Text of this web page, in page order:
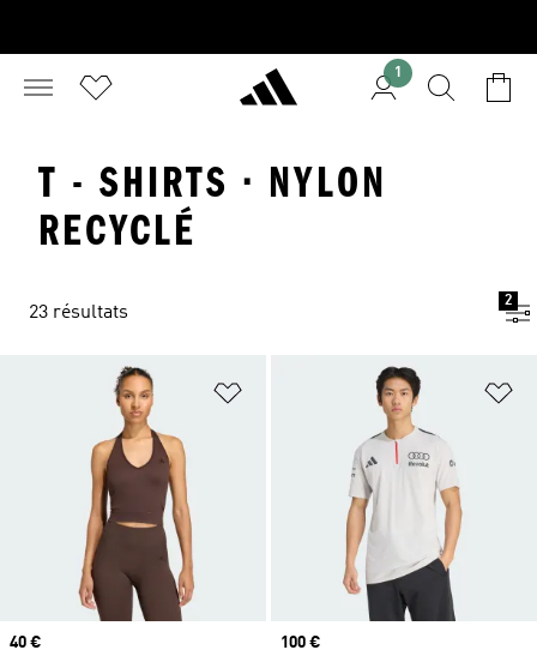
1
T - SHIRTS · NYLON
RECYCLÉ
23 résultats
2
Ajouter à la Liste de produits
Prix
40 €
Prix
100 €